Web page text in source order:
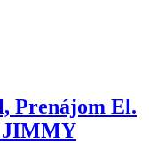
Prenájom El.
JIMMY